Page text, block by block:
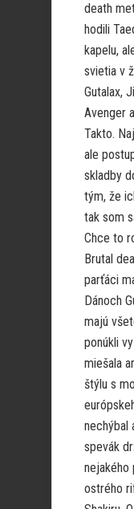
death
hodili
kapelu,
svietia v
Gutalax,
Avenger
Takto.
ale
skladby
tým, že
tak som
Chce to
Brutal
parťáci
Dánoch
majú
ponúkli
miešala
štýlu s
nechýbal
spevák
nejakého
ostrého